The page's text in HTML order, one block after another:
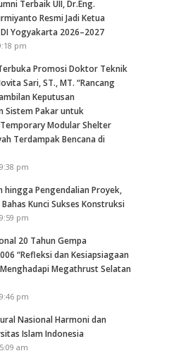
Terbaik UII, Dr.Eng.
Resmi Jadi Ketua
Yogyakarta 2026–2027
pm
Promosi Doktor Teknik
Sari, ST., MT. “Rancang
Keputusan
Sistem Pakar untuk
Modular Shelter
Terdampak Bencana di
pm
hingga Pengendalian Proyek,
Bahas Kunci Sukses Konstruksi
pm
20 Tahun Gempa
“Refleksi dan Kesiapsiagaan
Megathrust Selatan
pm
Nasional Harmoni dan
Islam Indonesia
am